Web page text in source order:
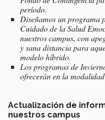
período.
Diseñamos unprograma
Cuidado de la Salud
nuestros campus, con
y sana distancia para
modelo híbrido.
Los programas de
ofrecerán en la
Actualización de
nuestros campus